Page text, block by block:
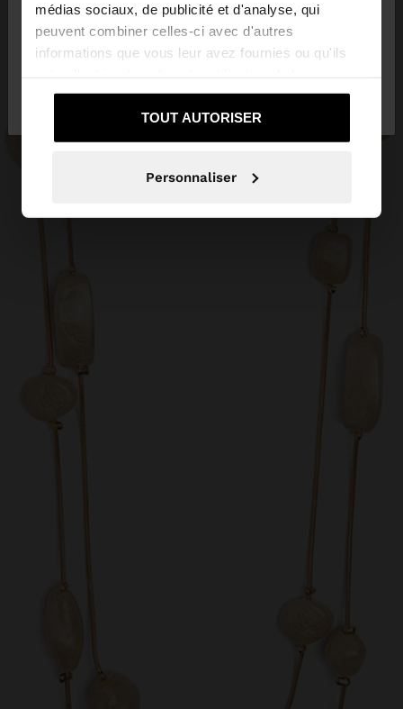
médias sociaux, de publicité et d'analyse, qui
peuvent combiner celles-ci avec d'autres
informations que vous leur avez fournies ou qu'ils
services.
TOUT AUTORISER
Personnaliser
parcourir notre site au United States?